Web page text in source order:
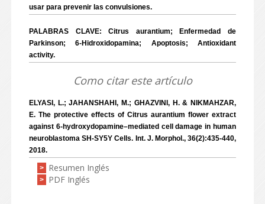
usar para prevenir las convulsiones.
PALABRAS CLAVE: Citrus aurantium; Enfermedad de
Parkinson; 6-Hidroxidopamina; Apoptosis; Antioxidant
activity.
Como citar este artículo
ELYASI, L.; JAHANSHAHI, M.; GHAZVINI, H. & NIKMAHZAR,
E. The protective effects of Citrus aurantium flower extract
against 6-hydroxydopamine–mediated cell damage in human
neuroblastoma SH-SY5Y Cells. Int. J. Morphol., 36(2):435-440,
2018.
> Resumen Inglés
> PDF Inglés